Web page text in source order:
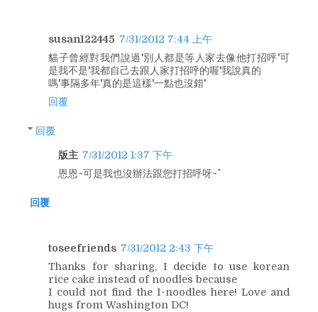
susan122445 7/31/2012 7:44 上午
貓子曾經對我們說過'別人都是等人家去像他打招呼'可
是我不是'我都自己去跟人家打招呼的喔'我說真的
嗎'事隔多年'真的是這樣'一點也沒錯'
回覆
回覆
版主 7/31/2012 1:37 下午
恩恩~可是我也沒辦法跟您打招呼呀~^^
回覆
toseefriends 7/31/2012 2:43 下午
Thanks for sharing, I decide to use korean
rice cake instead of noodles because
I could not find the I-noodles here! Love and
hugs from Washington DC!